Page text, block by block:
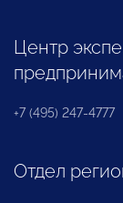
Центр
+7 (495) 247-4777
Отдел